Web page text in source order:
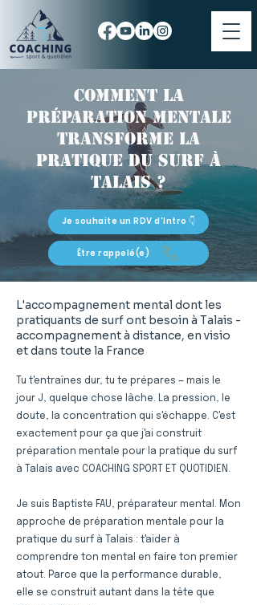
Comment la
préparation mentale
transforme la
pratique du surf à
Talais ?
Je souhaite un RDV d'Intro 👇
Être rappelé(e)
L'accompagnement mental dont les
pratiquants de surf ont besoin à Talais -
accompagnement à distance, en visio
et dans toute la France
Tu t'entraînes dur, tu te prépares — mais le
jour J, quelque chose lâche. La pression, le
doute, la concentration qui s'échappe. C'est
exactement pour ça que j'ai construit
préparation mentale pour la pratique du surf
à Talais avec COACHING SPORT ET QUOTIDIEN.
Je suis Baptiste FAU, préparateur mental. Mon
approche de préparation mentale pour la
pratique du surf à Talais : t'aider à
comprendre ton mental en faire ton premier
atout. Parce que la performance durable,
elle se construit autant dans la tête que